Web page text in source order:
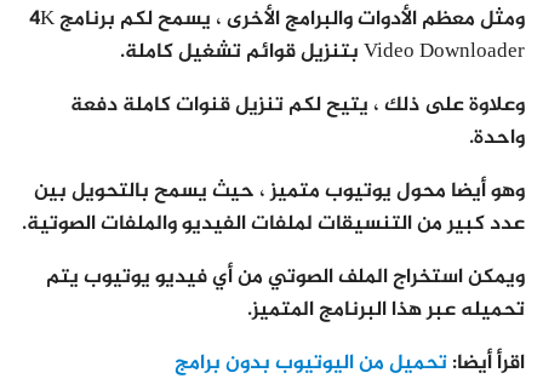
ومثل معظم الأدوات والبرامج الأخرى ، يسمح لكم برنامج 4K
Video Downloader بتنزيل قوائم تشغيل كاملة.
وعلاوة على ذلك ، يتيح لكم تنزيل قنوات كاملة دفعة
واحدة.
وهو أيضا محول يوتيوب متميز ، حيث يسمح بالتحويل بين
عدد كبير من التنسيقات لملفات الفيديو والملفات الصوتية.
ويمكن استخراج الملف الصوتي من أي فيديو يوتيوب يتم
تحميله عبر هذا البرنامج المتميز.
اقرأ أيضا:تحميل من اليوتيوب بدون برامج